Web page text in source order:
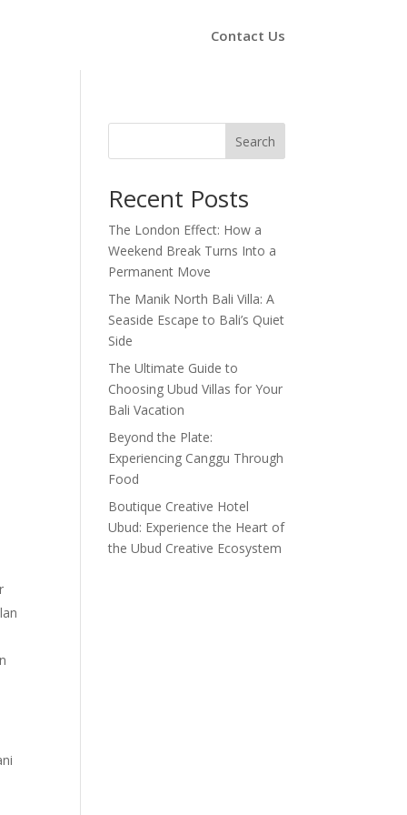
Contact Us
Search
Recent Posts
The London Effect: How a
Weekend Break Turns Into a
Permanent Move
The Manik North Bali Villa: A
Seaside Escape to Bali’s Quiet
Side
The Ultimate Guide to
Choosing Ubud Villas for Your
Bali Vacation
Beyond the Plate:
Experiencing Canggu Through
Food
Boutique Creative Hotel
Ubud: Experience the Heart of
the Ubud Creative Ecosystem